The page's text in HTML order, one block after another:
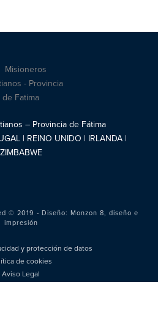
– Provincia de Fátima
| REINO UNIDO | IRLANDA |
ZIMBABWE
© 2019 - Diseño: Monzon 8, diseño e
impresión
y protección de datos
de cookies
Aviso Legal